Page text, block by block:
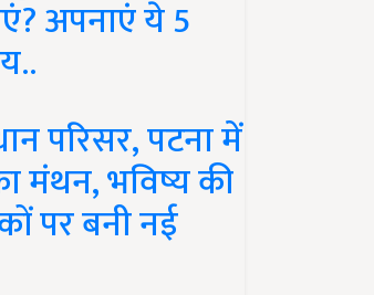
अपनाएं ये 5
परिसर, पटना में
मंथन, भविष्य की
पर बनी नई